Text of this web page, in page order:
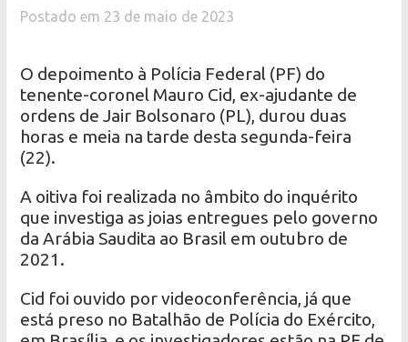
Postado em 23 de maio de 2023
O depoimento à Polícia Federal (PF) do
tenente-coronel Mauro Cid, ex-ajudante de
ordens de Jair Bolsonaro (PL), durou duas
horas e meia na tarde desta segunda-feira
(22).
A oitiva foi realizada no âmbito do inquérito
que investiga as joias entregues pelo governo
da Arábia Saudita ao Brasil em outubro de
2021.
Cid foi ouvido por videoconferência, já que
está preso no Batalhão de Polícia do Exército,